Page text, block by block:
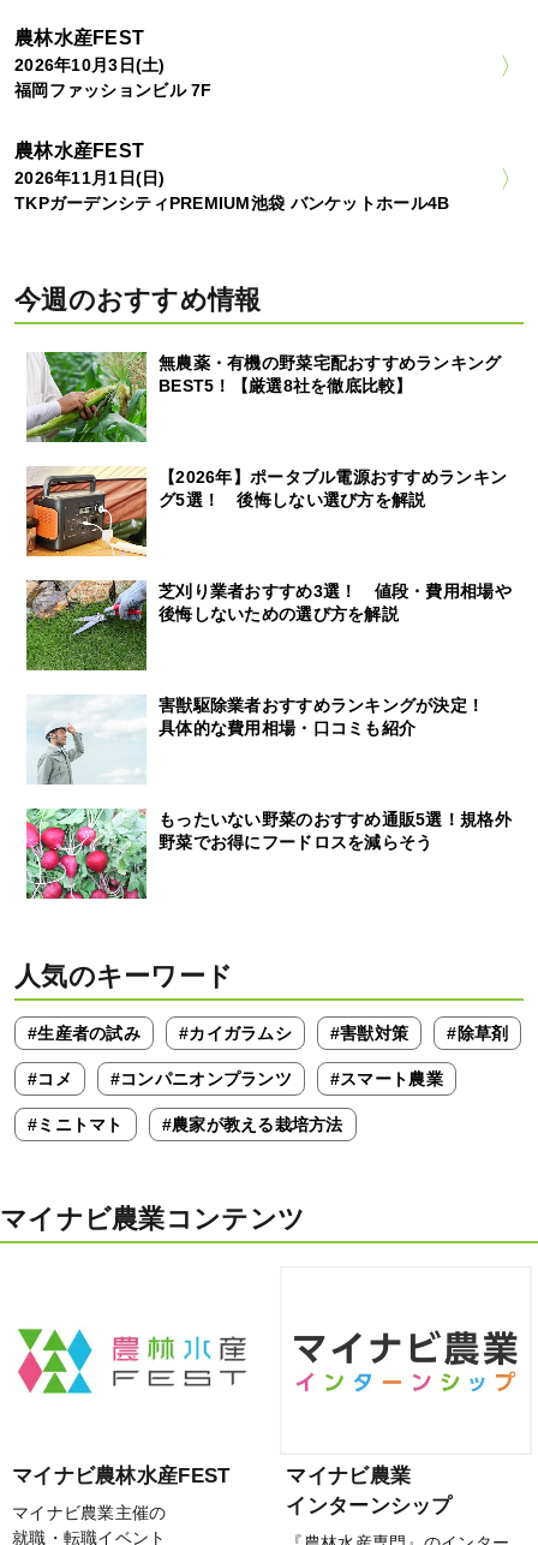
農林水産FEST
2026年10月3日(土)
福岡ファッションビル 7F
農林水産FEST
2026年11月1日(日)
TKPガーデンシティPREMIUM池袋 バンケットホール4B
今週のおすすめ情報
無農薬・有機の野菜宅配おすすめランキング
BEST5！【厳選8社を徹底比較】
【2026年】ポータブル電源おすすめランキン
グ5選！ 後悔しない選び方を解説
芝刈り業者おすすめ3選！ 値段・費用相場や
後悔しないための選び方を解説
害獣駆除業者おすすめランキングが決定！
具体的な費用相場・口コミも紹介
もったいない野菜のおすすめ通販5選！規格外
野菜でお得にフードロスを減らそう
人気のキーワード
#生産者の試み #カイガラムシ #害獣対策 #除草剤
#コメ #コンパニオンプランツ #スマート農業
#ミニトマト #農家が教える栽培方法
マイナビ農業コンテンツ
マイナビ農林水産FEST
マイナビ農業主催の
就職・転職イベント
マイナビ農業
インターンシップ